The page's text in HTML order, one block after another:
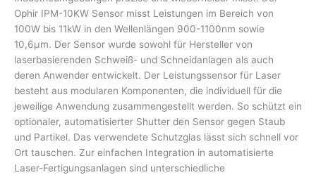
Ophir IPM-10KW Sensor misst Leistungen im Bereich von
100W bis 11kW in den Wellenlängen 900-1100nm sowie
10,6µm. Der Sensor wurde sowohl für Hersteller von
laserbasierenden Schweiß- und Schneidanlagen als auch
deren Anwender entwickelt. Der Leistungssensor für Laser
besteht aus modularen Komponenten, die individuell für die
jeweilige Anwendung zusammengestellt werden. So schützt ein
optionaler, automatisierter Shutter den Sensor gegen Staub
und Partikel. Das verwendete Schutzglas lässt sich schnell vor
Ort tauschen. Zur einfachen Integration in automatisierte
Laser-Fertigungsanlagen sind unterschiedliche